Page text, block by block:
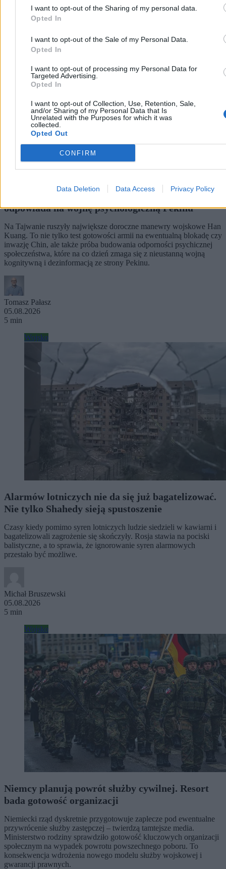
I want to opt-out of the Sharing of my personal data.
Opted In
I want to opt-out of the Sale of my Personal Data.
Opted In
I want to opt-out of processing my Personal Data for
Targeted Advertising.
Opted In
I want to opt-out of Collection, Use, Retention, Sale,
and/or Sharing of my Personal Data that Is
Unrelated with the Purposes for which it was
collected.
Opted Out
CONFIRM
Data Deletion Data Access Privacy Policy
Wojsko
Wojskowe manewry na Tajwanie. Taipei
odpowiada na wojnę psychologiczną Pekinu
Na Tajwanie ruszyły największe doroczne manewry wojskowe Han
Kuang. To nie tylko test gotowości armii na ewentualną blokadę czy
inwazję Chin, ale także próba budowania odporności psychicznej
społeczeństwa, które na co dzień zmaga się z nieustanną wojną
kognitywną i dezinformacją ze strony Pekinu.
Tomasz Pałasz
05.08.2026
5 min
Wojsko
Alarmów lotniczych nie da się już bagatelizować.
Nie tylko Shahedy sieją spustoszenie
Czasy kiedy pomimo syren lotniczych ludzie siedzieli w kawiarni i
bagatelizowali zagrożenie się skończyły. Rosja stawia na pociski
balistyczne, a to sprawia, że ignorowanie syren alarmowych
przestało być możliwe.
Michał Bruszewski
05.08.2026
5 min
Wojsko
Niemcy planują powrót służby cywilnej. Resort
bada gotowość organizacji
Niemiecki rząd dyskretnie przygotowuje zaplecze pod ewentualne
przywrócenie służby zastępczej – twierdzą tamtejsze media.
Ministerstwo rodziny sprawdziło gotowość kluczowych organizacji
społecznym na wypadek powrotu powszechnego poboru. To
konsekwencja wdrożenia nowego modelu służby wojskowej i
gwarancji prawnych.